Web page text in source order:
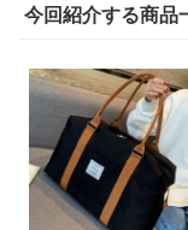
今回紹介する商品